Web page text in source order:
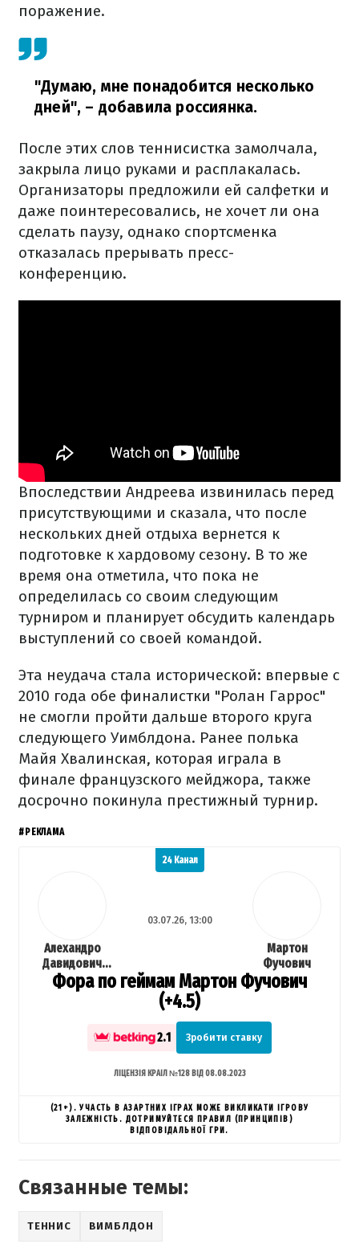
поражение.
"Думаю, мне понадобится несколько
дней", – добавила россиянка.
После этих слов теннисистка замолчала,
закрыла лицо руками и расплакалась.
Организаторы предложили ей салфетки и
даже поинтересовались, не хочет ли она
сделать паузу, однако спортсменка
отказалась прерывать пресс-
конференцию.
Впоследствии Андреева извинилась перед
присутствующими и сказала, что после
нескольких дней отдыха вернется к
подготовке к хардовому сезону. В то же
время она отметила, что пока не
определилась со своим следующим
турниром и планирует обсудить календарь
выступлений со своей командой.
Эта неудача стала исторической: впервые с
2010 года обе финалистки "Ролан Гаррос"
не смогли пройти дальше второго круга
следующего Уимблдона. Ранее полька
Майя Хвалинская, которая играла в
финале французского мейджора, также
досрочно покинула престижный турнир.
#РЕКЛАМА
24 Канал
Алехандро
Давидович
Фокіна
03.07.26, 13:00
Фора по геймам Мартон Фучович
(+4.5)
2.1 Зробити ставку
Мартон
Фучович
ЛІЦЕНЗІЯ КРАІЛ №128 ВІД 08.08.2023
(21+). УЧАСТЬ В АЗАРТНИХ ІГРАХ МОЖЕ ВИКЛИКАТИ ІГРОВУ
ЗАЛЕЖНІСТЬ. ДОТРИМУЙТЕСЯ ПРАВИЛ (ПРИНЦИПІВ)
ВІДПОВІДАЛЬНОЇ ГРИ.
Связанные темы:
ТЕННИС ВИМБЛДОН